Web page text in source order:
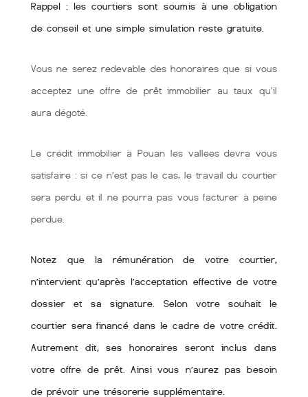
Rappel : les courtiers sont soumis à une obligation
de conseil et une simple simulation reste gratuite.
Vous ne serez redevable des honoraires que si vous
acceptez une offre de prêt immobilier au taux qu'il
aura dégoté.
Le crédit immobilier à Pouan les vallees devra vous
satisfaire : si ce n’est pas le cas, le travail du courtier
sera perdu et il ne pourra pas vous facturer à peine
perdue.
Notez que la rémunération de votre courtier,
n’intervient qu’après l’acceptation effective de votre
dossier et sa signature. Selon votre souhait le
courtier sera financé dans le cadre de votre crédit.
Autrement dit, ses honoraires seront inclus dans
votre offre de prêt. Ainsi vous n’aurez pas besoin
de prévoir une trésorerie supplémentaire.